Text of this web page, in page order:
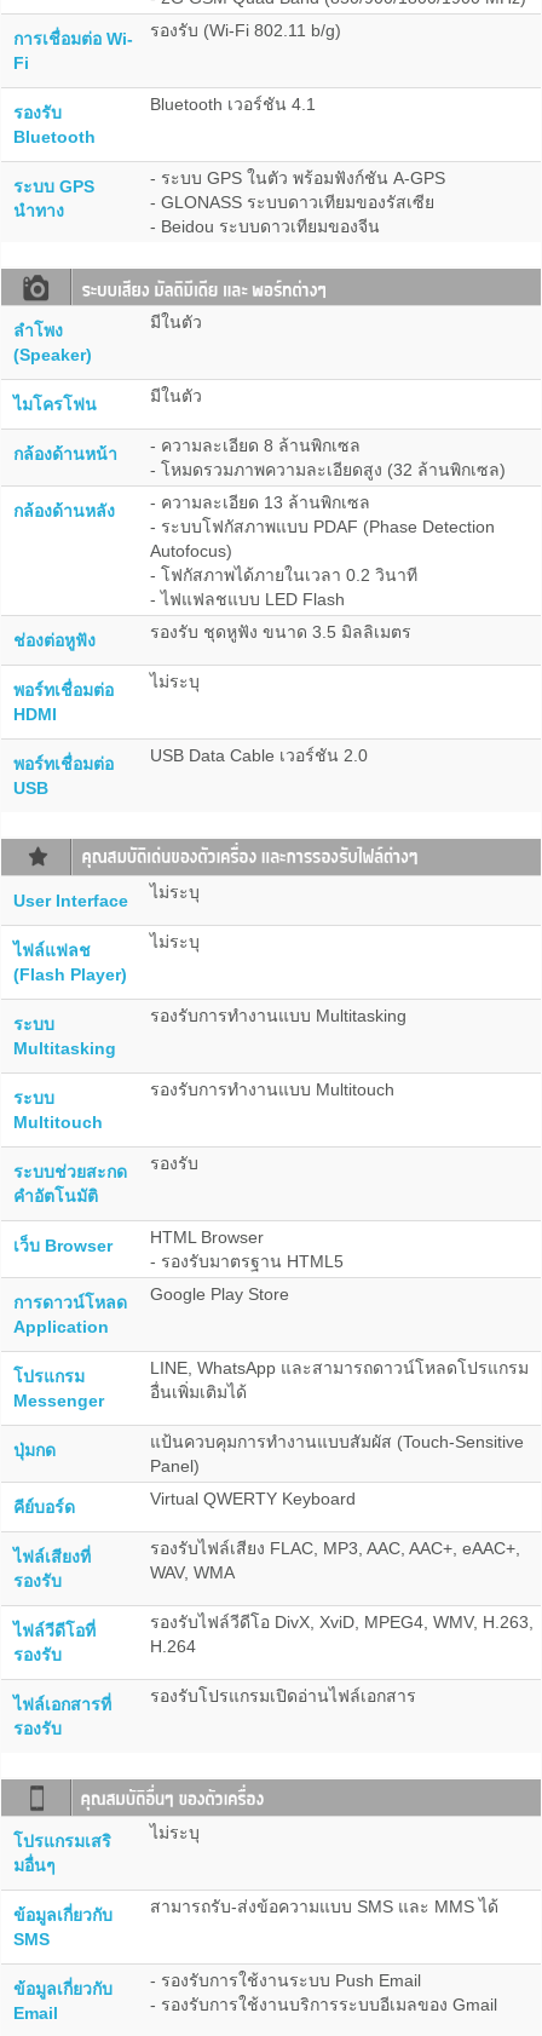
การเชื่อมต่อ Wi-
Fi
รองรับ (Wi-Fi 802.11 b/g)
รองรับ
Bluetooth
Bluetooth เวอร์ชัน 4.1
ระบบ GPS
นำทาง
- ระบบ GPS ในตัว พร้อมฟังก์ชัน A-GPS
- GLONASS ระบบดาวเทียมของรัสเซีย
- Beidou ระบบดาวเทียมของจีน
ลำโพง
(Speaker)
มีในตัว
ไมโครโฟน มีในตัว
กล้องด้านหน้า
- ความละเอียด 8 ล้านพิกเซล
- โหมดรวมภาพความละเอียดสูง (32 ล้านพิกเซล)
กล้องด้านหลัง
- ความละเอียด 13 ล้านพิกเซล
- ระบบโฟกัสภาพแบบ PDAF (Phase Detection
Autofocus)
- โฟกัสภาพได้ภายในเวลา 0.2 วินาที
- ไฟแฟลชแบบ LED Flash
ช่องต่อหูฟัง รองรับ ชุดหูฟัง ขนาด 3.5 มิลลิเมตร
พอร์ทเชื่อมต่อ
HDMI
ไม่ระบุ
พอร์ทเชื่อมต่อ
USB
USB Data Cable เวอร์ชัน 2.0
User Interface ไม่ระบุ
ไฟล์แฟลช
(Flash Player)
ไม่ระบุ
ระบบ
Multitasking
รองรับการทำงานแบบ Multitasking
ระบบ
Multitouch
รองรับการทำงานแบบ Multitouch
ระบบช่วยสะกด
คำอัตโนมัติ
รองรับ
เว็บ Browser
HTML Browser
- รองรับมาตรฐาน HTML5
การดาวน์โหลด
Application
Google Play Store
โปรแกรม
Messenger
LINE, WhatsApp และสามารถดาวน์โหลดโปรแกรม
อื่นเพิ่มเติมได้
ปุ่มกด
แป้นควบคุมการทำงานแบบสัมผัส (Touch-Sensitive
Panel)
คีย์บอร์ด Virtual QWERTY Keyboard
ไฟล์เสียงที่
รองรับ
รองรับไฟล์เสียง FLAC, MP3, AAC, AAC+, eAAC+,
WAV, WMA
ไฟล์วีดีโอที่
รองรับ
รองรับไฟล์วีดีโอ DivX, XviD, MPEG4, WMV, H.263,
H.264
ไฟล์เอกสารที่
รองรับ
รองรับโปรแกรมเปิดอ่านไฟล์เอกสาร
โปรแกรมเสริ
มอื่นๆ
ไม่ระบุ
ข้อมูลเกี่ยวกับ
SMS
สามารถรับ-ส่งข้อความแบบ SMS และ MMS ได้
ข้อมูลเกี่ยวกับ
Email
- รองรับการใช้งานระบบ Push Email
- รองรับการใช้งานบริการระบบอีเมลของ Gmail